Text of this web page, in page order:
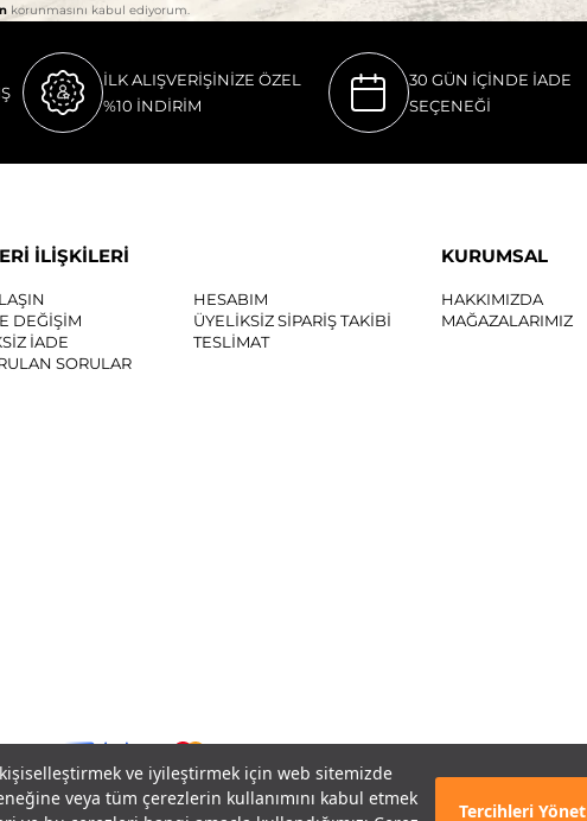
ve iyileştirmek için web sitemizde
veya tüm çerezlerin kullanımını kabul etmek
Tercihleri Yönet
korunmasını kabul ediyorum.
İLK ALIŞVERİŞİNİZE ÖZEL
%10 İNDİRİM
30 GÜN İÇİNDE İADE
SEÇENEĞİ
İLİŞKİLERİ
HESABIM
DEĞİŞİM
ÜYELİKSİZ SİPARİŞ TAKİBİ
İADE
TESLİMAT
SORULAR
KURUMSAL
HAKKIMIZDA
MAĞAZALARIMIZ